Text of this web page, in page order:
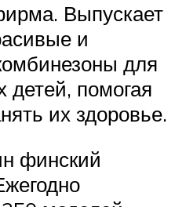
Выпускает
и
для
помогая
их здоровье.
финский